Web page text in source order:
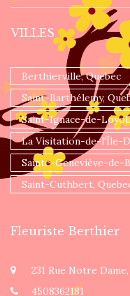
VILLES
Berthierville, Quebec
Saint-Barthélemy,
Saint-Ignace-de-
La Visitation-de-l'Île-
Sainte-Geneviève-de-
Saint-Cuthbert,
Fleuriste Berthier
231 Rue Notre
4508362181